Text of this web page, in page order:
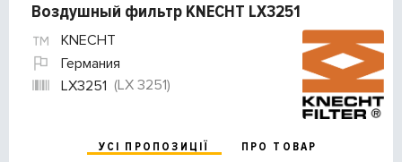
Воздушный фильтр KNECHT LX3251
KNECHT
Германия
LX3251 (LX 3251)
УСІ ПРОПОЗИЦІЇ
ПРО ТОВАР